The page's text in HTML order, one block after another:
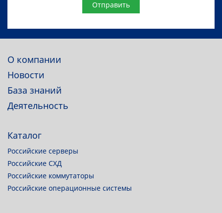
О компании
Новости
База знаний
Деятельность
Каталог
Российские серверы
Российские СХД
Российские коммутаторы
Российские операционные системы